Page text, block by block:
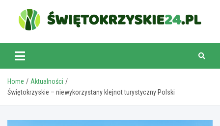
content
swietokrzyskie24.pl
Home
Aktualności
Świętokrzyskie – niewykorzystany klejnot turystyczny Polski